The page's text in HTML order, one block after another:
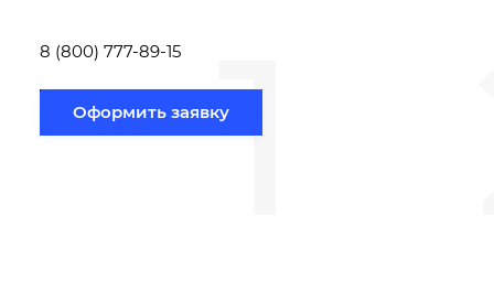
1
8 (800) 777-89-15
Оформить заявку